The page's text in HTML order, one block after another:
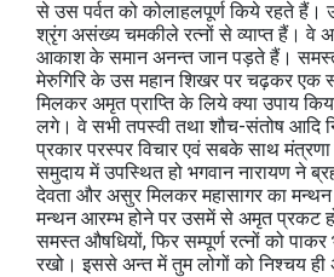
से उस पर्वत को कोलाहलपूर्ण किये रहते
श्रृंग असंख्य चमकीले रत्नों से व्याप्त हैं। वे
आकाश के समान अनन्त जान पड़ते हैं। समस्त
मेरुगिरि के उस महान शिखर पर चढ़कर एक
मिलकर अमृत प्राप्ति के लिये क्या उपाय
लगे। वे सभी तपस्वी तथा शौच-संतोष आदि
प्रकार परस्पर विचार एवं सबके साथ
समुदाय में उपस्थित हो भगवान नारायण ने
देवता और असुर मिलकर महासागर का
मन्थन आरम्भ होने पर उसमें से अमृत प्रकट
समस्त औषधियों, फिर सम्पूर्ण रत्नों को
रखो। इससे अन्त में तुम लोगों को निश्चय ही